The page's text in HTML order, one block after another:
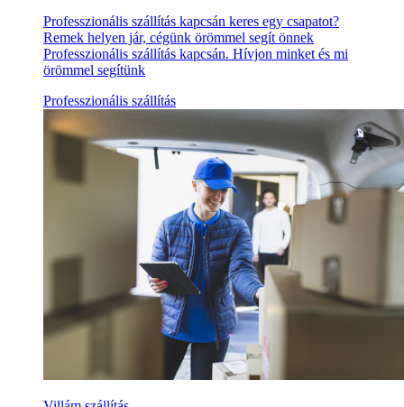
Professzionális szállítás kapcsán keres egy csapatot?
Remek helyen jár, cégünk örömmel segít önnek
Professzionális szállítás kapcsán. Hívjon minket és mi
örömmel segítünk
Professzionális szállítás